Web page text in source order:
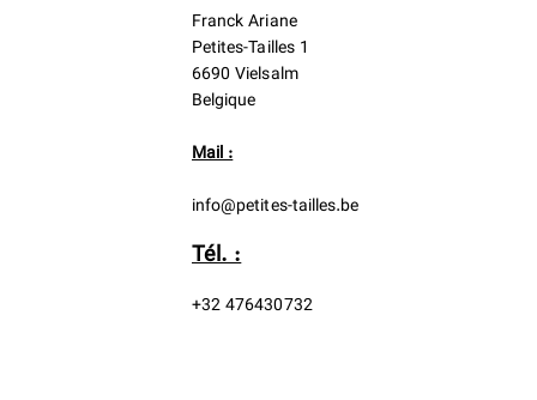
Franck Ariane
Petites-Tailles 1
6690 Vielsalm
Belgique
Mail :
info@petites-tailles.be
Tél. :
+32 476430732